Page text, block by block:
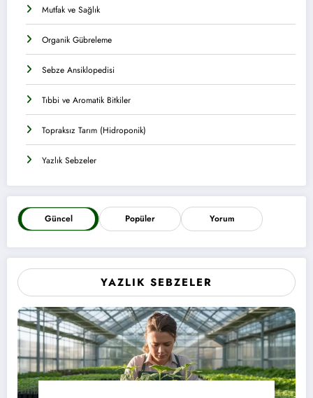
Mutfak ve Sağlık
Organik Gübreleme
Sebze Ansiklopedisi
Tıbbi ve Aromatik Bitkiler
Topraksız Tarım (Hidroponik)
Yazlık Sebzeler
Güncel Popüler Yorum
YAZLIK SEBZELER